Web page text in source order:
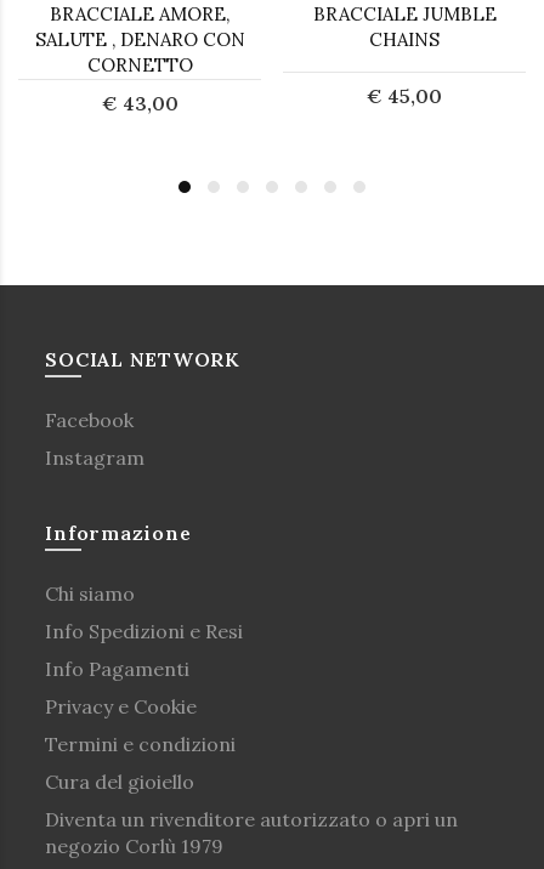
BRACCIALE AMORE,
SALUTE , DENARO CON
CORNETTO
€ 43,00
BRACCIALE JUMBLE
CHAINS
€ 45,00
SOCIAL NETWORK
Facebook
Instagram
Informazione
Chi siamo
Info Spedizioni e Resi
Info Pagamenti
Privacy e Cookie
Termini e condizioni
Cura del gioiello
Diventa un rivenditore autorizzato o apri un
negozio Corlù 1979